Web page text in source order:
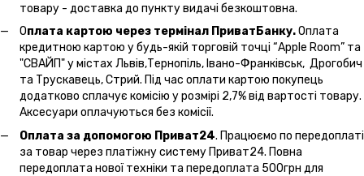
товару - доставка до пункту видачі безкоштовна.
Оплата картою через термінал ПриватБанку.Оплата
кредитною картою у будь-якій торговій точці “Apple Room” та
"СВАЙП" у містах Львів,Тернопіль, Івано-Франківськ, Дрогобич
та Трускавець, Стрий. Під час оплати картою покупець
додатково сплачує комісію у розмірі 2,7% від вартості товару.
Аксесуари оплачуються без комісії.
Оплата за допомогою Приват24. Працюємо по передоплаті
за товар через платіжну систему Приват24. Повна
передоплата нової техніки та передоплата 500грн для